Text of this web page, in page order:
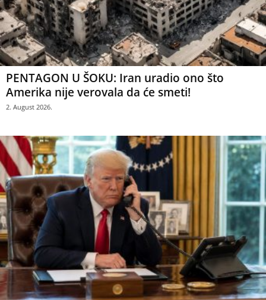
PENTAGON U ŠOKU: Iran uradio ono što
Amerika nije verovala da će smeti!
2. August 2026.